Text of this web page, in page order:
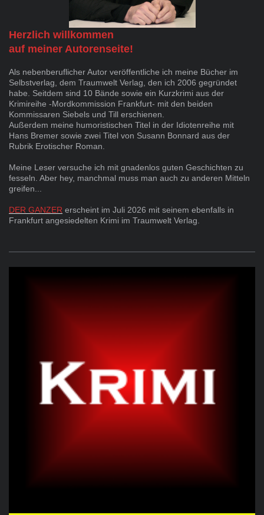
Herzlich willkommen
auf meiner Autorenseite!
Als nebenberuflicher Autor veröffentliche ich meine Bücher im
Selbstverlag, dem Traumwelt Verlag, den ich 2006 gegründet
habe. Seitdem sind 10 Bände sowie ein Kurzkrimi aus der
Krimireihe -Mordkommission Frankfurt- mit den beiden
Kommissaren Siebels und Till erschienen.
Außerdem meine humoristischen Titel in der Idiotenreihe mit
Hans Bremer sowie zwei Titel von Susann Bonnard aus der
Rubrik Erotischer Roman.
Meine Leser versuche ich mit gnadenlos guten Geschichten zu
fesseln. Aber hey, manchmal muss man auch zu anderen Mitteln
greifen...
DER GANZER erscheint im Juli 2026 mit seinem ebenfalls in
Frankfurt angesiedelten Krimi im Traumwelt Verlag.